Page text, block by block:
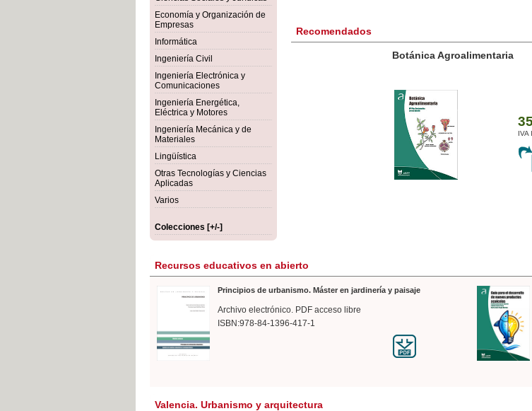
Economía y Organización de
Empresas
Informática
Ingeniería Civil
Ingeniería Electrónica y
Comunicaciones
Ingeniería Energética,
Eléctrica y Motores
Ingeniería Mecánica y de
Materiales
Lingüística
Otras Tecnologías y Ciencias
Aplicadas
Varios
Colecciones [+/-]
Recomendados
Botánica Agroalimentaria
35,00 €
IVA INCLUIDO
Recursos educativos en abierto
Principios de urbanismo. Máster en jardinería y paisaje
Archivo electrónico. PDF acceso libre
ISBN:978-84-1396-417-1
Valencia. Urbanismo y arquitectura